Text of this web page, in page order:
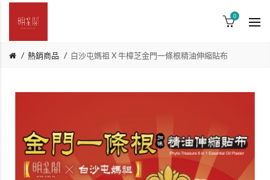
0
熱銷商品 白沙屯媽祖 X 牛樟芝金門一條根精油伸縮貼布